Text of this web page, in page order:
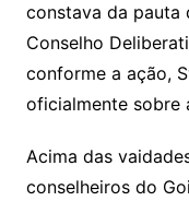
constava da pauta
Conselho
conforme a ação,
oficialmente sobre
Acima das
conselheiros do